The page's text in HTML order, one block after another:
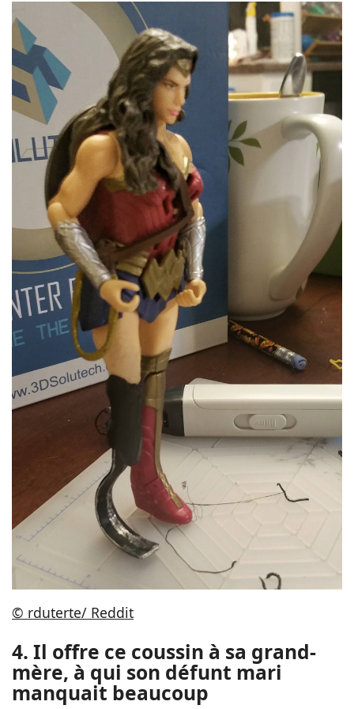
© rduterte/ Reddit
4. Il offre ce coussin à sa grand-
mère, à qui son défunt mari
manquait beaucoup